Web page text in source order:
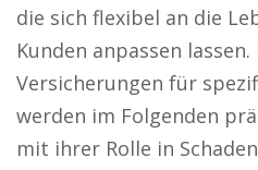
die sich flexibel an die
Kunden anpassen
Versicherungen für
werden im Folgenden
mit ihrer Rolle in